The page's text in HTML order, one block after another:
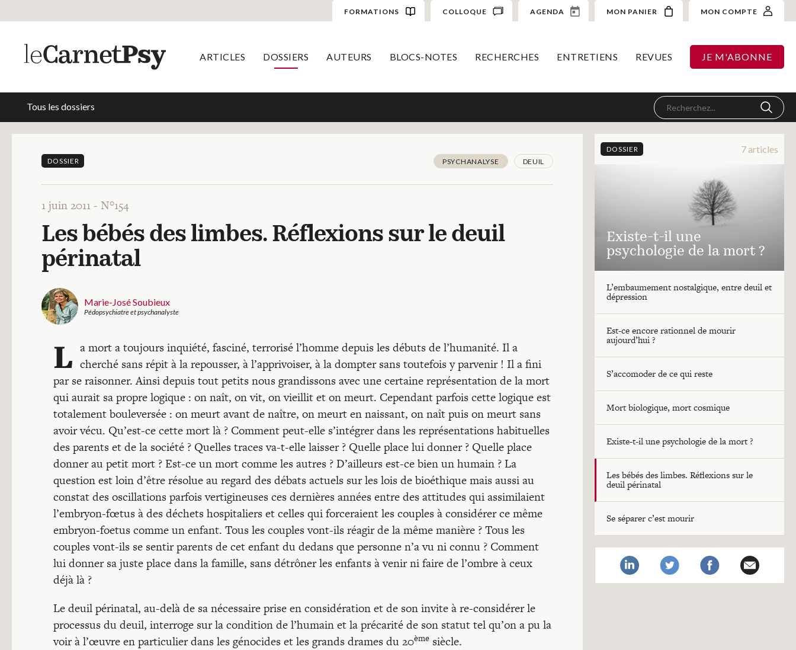
FORMATIONS COLLOQUE AGENDA MON PANIER MON COMPTE
ARTICLES DOSSIERS AUTEURS BLOCS-NOTES RECHERCHES ENTRETIENS REVUES JE M'ABONNE
Tous les dossiers
DOSSIER PSYCHANALYSE DEUIL
1 juin 2011 - N°154
Les bébés des limbes. Réflexions sur le deuil
périnatal
Marie-José Soubieux
Pédopsychiatre et psychanalyste
L a mort a toujours inquiété, fasciné, terrorisé l’homme depuis les débuts de l’humanité. Il a
cherché sans répit à la repousser, à l’apprivoiser, à la dompter sans toutefois y parvenir ! Il a fini
par se raisonner. Ainsi depuis tout petits nous grandissons avec une certaine représentation de la mort
qui aurait sa propre logique : on naît, on vit, on vieillit et on meurt. Cependant parfois cette logique est
totalement bouleversée : on meurt avant de naître, on meurt en naissant, on naît puis on meurt sans
avoir vécu. Qu’est-ce cette mort là ? Comment peut-elle s’intégrer dans les représentations habituelles
des parents et de la société ? Quelles traces va-t-elle laisser ? Quelle place lui donner ? Quelle place
donner au petit mort ? Est-ce un mort comme les autres ? D’ailleurs est-ce bien un humain ? La
question est loin d’être résolue au regard des débats actuels sur les lois de bioéthique mais aussi au
constat des oscillations parfois vertigineuses ces dernières années entre des attitudes qui assimilaient
l’embryon-fœtus à des déchets hospitaliers et celles qui forceraient les couples à considérer ce même
embryon-foetus comme un enfant. Tous les couples vont-ils réagir de la même manière ? Tous les
couples vont-ils se sentir parents de cet enfant du dedans que personne n’a vu ni connu ? Comment
lui donner sa juste place dans la famille, sans détrôner les enfants à venir ni faire de l’ombre à ceux
déjà là ?
Le deuil périnatal, au-delà de sa nécessaire prise en considération et de son invite à re-considérer le
processus du deuil, interroge sur la condition de l’humain et la précarité de son statut tel qu’on a pu la
voir à l’œuvre en particulier dans les génocides et les grands drames du 20ème siècle.
DOSSIER 7 articles
Existe-t-il une
psychologie de la mort ?
L’embaumement nostalgique, entre deuil et
dépression
Est-ce encore rationnel de mourir
aujourd’hui ?
S’accomoder de ce qui reste
Mort biologique, mort cosmique
Existe-t-il une psychologie de la mort ?
Les bébés des limbes. Réflexions sur le
deuil périnatal
Se séparer c’est mourir